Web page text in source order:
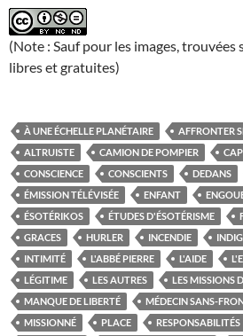
(Note : Sauf pour les images,
libres et gratuites)
À UNE ÉCHELLE PLANÉTAIRE
AFFRONTER
ALTRUISTE
CAMION DE POMPIER
CONSCIENCE
CONSCIENTS DEDANS
ÉMISSION TÉLÉVISÉE
ENFANT
ÉSOTÉRIKOS
ÉTUDES D'ÉSOTÉRISME
GRACES
HURLER INCENDIE
INTIMITÉ
L'ABBÉ PIERRE L'AIDE
LÉGITIME
LES AUTRES LES MISSIONS
MANQUE DE LIBERTÉ
MÉDECIN SANS-
MISSIONNÉ
PLACE RESPONSABILITÉS